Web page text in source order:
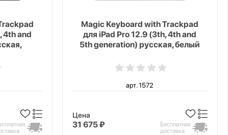
4th and
Magic Keyboard with Trackpad
для iPad Pro 12.9 (3th, 4th and
5th generation) русская, белый
арт. 1572
Цена
31 675 ₽
Бесплатная
доставка